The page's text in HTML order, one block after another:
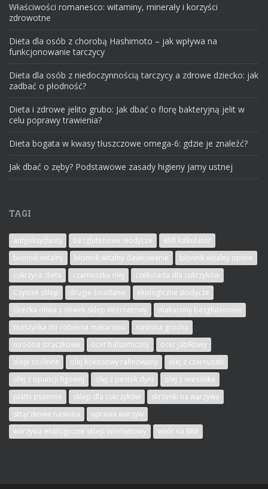
Właściwości romanesco: witaminy, minerały i korzyści
zdrowotne
Dieta dla osób z chorobą Hashimoto – jak wpływa na
funkcjonowanie tarczycy
Dieta dla osób z niedoczynnością tarczycy a zdrowe dziecko: jak
zadbać o płodność?
Dieta i zdrowe jelito grubo: Jak dbać o florę bakteryjną jelit w
celu poprawy trawienia?
Dieta bogata w kwasy tłuszczowe omega-6: gdzie je znaleźć?
Jak dbać o zęby? Podstawowe zasady higieny jamy ustnej
TAGI
antyoksydanty bezglutenowe słodycze
BMI kalkulator
błonnik witalny
błonnik witalny dawkowanie
błonnik witalny opinie
cukrzyca dieta
czarnuszka olej
czekolada dla cukrzyków
Czystek sklep
drugie śniadanie
ekologiczne słodycze
Grecka oliwa z oliwek sklep internetowy
makarony bezglutenowe
maszynka do robienia makaronu
nasiona grochu
nasiona strączkowe
ocet balsamiczny
ocet jabłkowy
oleje roślinne
olej kokosowy rafinowany
olej z czarnuszki
olej z opuncji figowej
olej z pestek dyni
olej z wiesiołka
płatki pszenne
sklep dla cukrzyków
skrzynki na warzywa
strączkowe nasiona
uprawa warzyw
warzywa ekologiczne sklep internetowy
wzór na BMI